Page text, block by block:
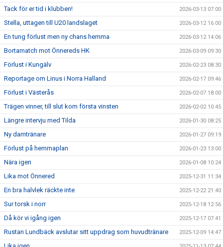
Tack för er tid i klubben! 2026-03-13 07:00
Stella, uttagen till U20 landslaget 2026-03-12 16:00
En tung förlust men ny chans hemma 2026-03-12 14:06
Bortamatch mot Önnereds HK 2026-03-09 09:30
Förlust i Kungälv 2026-02-23 08:30
Reportage om Linus i Norra Halland 2026-02-17 09:46
Förlust i Västerås 2026-02-07 18:00
Trägen vinner, till slut kom första vinsten 2026-02-02 10:45
Längre intervju med Tilda 2026-01-30 08:25
Ny damtränare 2026-01-27 09:19
Förlust på hemmaplan 2026-01-23 13:00
Nära igen 2026-01-08 10:24
Lika mot Önnered 2025-12-31 11:34
En bra halvlek räckte inte 2025-12-22 21:40
Sur torsk i norr 2025-12-18 12:56
Då kör vi igång igen 2025-12-17 07:41
Rustan Lundbäck avslutar sitt uppdrag som huvudtränare 2025-12-09 14:47